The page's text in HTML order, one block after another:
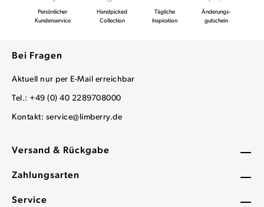
Versand & Rückgabe
Zahlungsarten
Service
Persönlicher
Kundenservice
Handpicked
Collection
Tägliche
Inspiration
Änderungs-
gutschein
Bei Fragen
Aktuell nur per E-Mail erreichbar
Tel.: +49 (0) 40 2289708000
Kontakt: service@limberry.de